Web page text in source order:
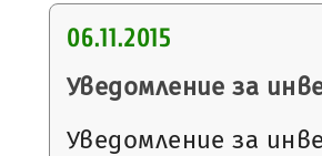
06.11.2015
Уведомление за
Уведомление за